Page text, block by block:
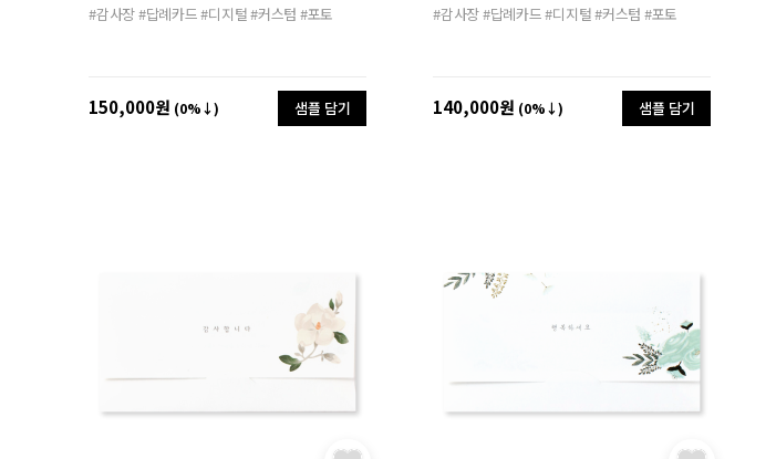
#감사장#답례카드#디지털#커스텀 #포토
150,000원 (0%↓) 샘플 담기
#감사장#답례카드#디지털#커스텀 #포토
140,000원 (0%↓) 샘플 담기